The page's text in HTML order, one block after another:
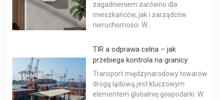
zagadnieniem zarówno dla
mieszkańców, jak i zarządców
nieruchomości. W...
TIR a odprawa celna – jak
przebiega kontrola na granicy
Transport międzynarodowy towarów
drogą lądową jest kluczowym
elementem globalnej gospodarki. W